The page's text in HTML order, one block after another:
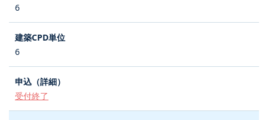
6
6
受付終了